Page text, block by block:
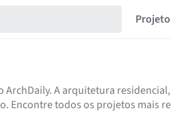
A arquitetura
todos os projetos mais